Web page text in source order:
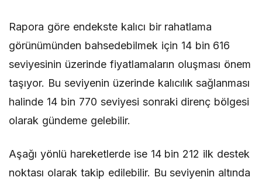
Rapora göre endekste kalıcı bir rahatlama
görünümünden bahsedebilmek için 14 bin 616
seviyesinin üzerinde fiyatlamaların oluşması önem
taşıyor. Bu seviyenin üzerinde kalıcılık sağlanması
halinde 14 bin 770 seviyesi sonraki direnç bölgesi
olarak gündeme gelebilir.
Aşağı yönlü hareketlerde ise 14 bin 212 ilk destek
noktası olarak takip edilebilir. Bu seviyenin altında